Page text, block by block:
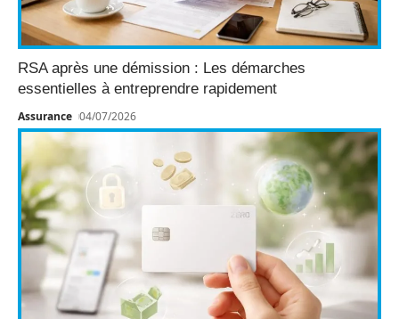
RSA après une démission : Les démarches
essentielles à entreprendre rapidement
Assurance 04/07/2026